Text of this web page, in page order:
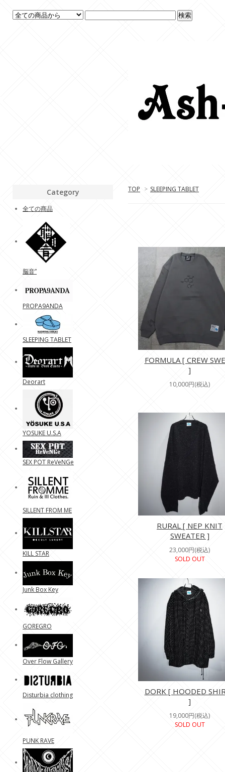
TOP > SLEEPING TABLET
FORMULA [ CREW
]
10,000円(税込)
RURAL [ NEP KNIT
SWEATER ]
23,000円(税込)
SOLD OUT
DORK [ HOODED
]
19,000円(税込)
SOLD OUT
Category
全ての商品
脳音”
PROPA9ANDA
SLEEPING TABLET
Deorart
YOSUKE U.S.A
SEX POT ReVeNGe
SILLENT FROM ME
KILL STAR
Junk Box Key
GOREGRO
Over Flow Gallery
Disturbia clothing
PUNK RAVE